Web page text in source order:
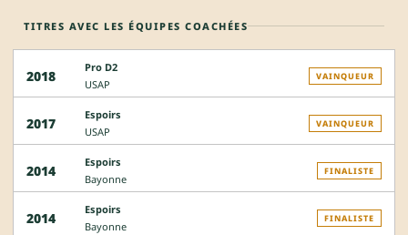
TITRES AVEC LES ÉQUIPES COACHÉES
2018
Pro D2
USAP
VAINQUEUR
2017
Espoirs
USAP
VAINQUEUR
2014
Espoirs
Bayonne
FINALISTE
2014
Espoirs
Bayonne
FINALISTE